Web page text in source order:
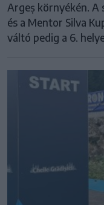
Argeș környékén.
és a Mentor Silva
váltó pedig a 6.